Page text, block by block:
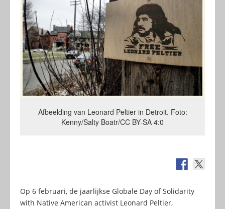
Afbeelding van Leonard Peltier in Detroit. Foto:
Kenny/Salty Boatr/CC BY-SA 4:0
Op 6 februari, de jaarlijkse Globale Day of Solidarity
with Native American activist Leonard Peltier,